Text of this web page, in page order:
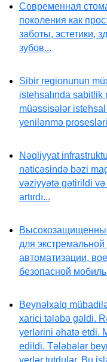
Современная
поколения как
заботы, эстетики,
зубов...
Sibir regionunun
istehsalında
müəssisələr
yenilənmə
Nəqliyyat
nəticəsində bəzi
vəziyyətə gətirildi və
artırdı...
для
автоматизации,
безопасной
Beynəlxalq
xarici tələbə gəldi.
yerlərini əhatə etdi.
edildi. Tələbələr
yerlər tutdular. Bu